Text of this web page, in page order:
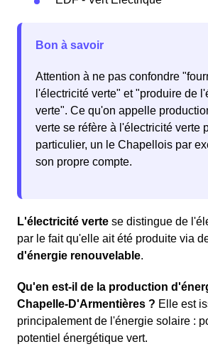
Bon à savoir
Attention à ne pas confondre
l'électricité verte" et "produire de
verte". Ce qu'on appelle
verte se réfère à l'électricité verte
particulier, un le Chapellois par
son propre compte.
L'électricité verte se distingue de
par le fait qu'elle ait été produite via
d'énergie renouvelable.
Qu'en est-il de la production
Chapelle-D'Armentières ? Elle est
principalement de l'énergie solaire :
potentiel énergétique vert.